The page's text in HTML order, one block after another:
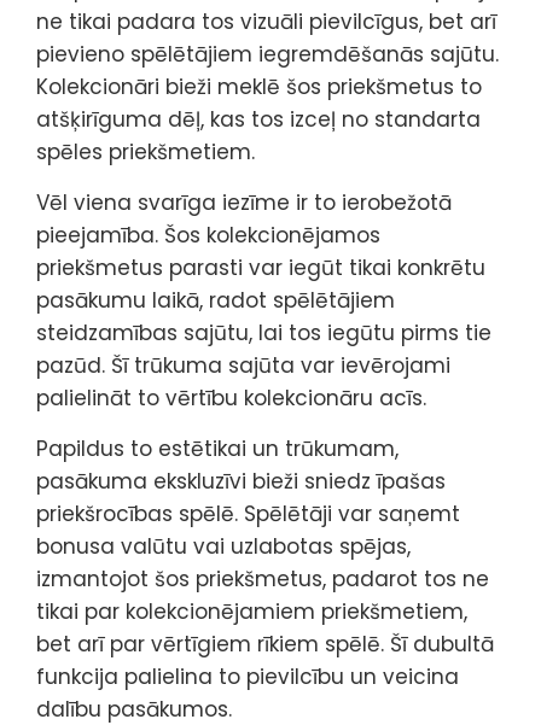
ne tikai padara tos vizuāli pievilcīgus, bet arī
pievieno spēlētājiem iegremdēšanās sajūtu.
Kolekcionāri bieži meklē šos priekšmetus to
atšķirīguma dēļ, kas tos izceļ no standarta
spēles priekšmetiem.
Vēl viena svarīga iezīme ir to ierobežotā
pieejamība. Šos kolekcionējamos
priekšmetus parasti var iegūt tikai konkrētu
pasākumu laikā, radot spēlētājiem
steidzamības sajūtu, lai tos iegūtu pirms tie
pazūd. Šī trūkuma sajūta var ievērojami
palielināt to vērtību kolekcionāru acīs.
Papildus to estētikai un trūkumam,
pasākuma ekskluzīvi bieži sniedz īpašas
priekšrocības spēlē. Spēlētāji var saņemt
bonusa valūtu vai uzlabotas spējas,
izmantojot šos priekšmetus, padarot tos ne
tikai par kolekcionējamiem priekšmetiem,
bet arī par vērtīgiem rīkiem spēlē. Šī dubultā
funkcija palielina to pievilcību un veicina
dalību pasākumos.